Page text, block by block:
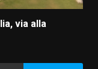
via alla